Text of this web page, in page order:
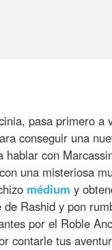
pasa primero a
conseguir una
hablar con
una misteriosa
médium y
de Rashid y pon
por el Roble
contarle tus